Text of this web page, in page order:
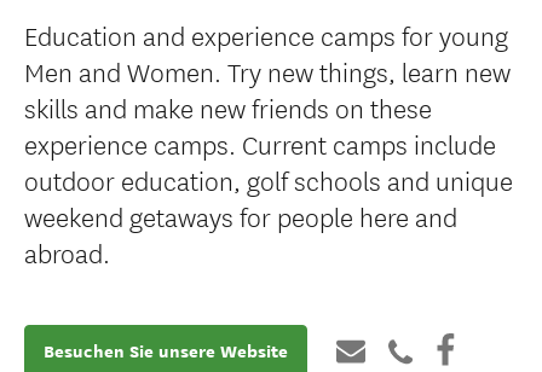
Education and experience camps for young
Men and Women. Try new things, learn new
skills and make new friends on these
experience camps. Current camps include
outdoor education, golf schools and unique
weekend getaways for people here and
abroad.
Besuchen Sie unsere Website